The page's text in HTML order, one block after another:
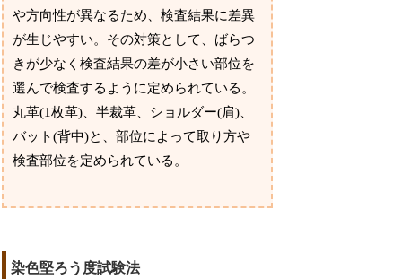
や方向性が異なるため、検査結果に差異
が生じやすい。その対策として、ばらつ
きが少なく検査結果の差が小さい部位を
選んで検査するように定められている。
丸革(1枚革)、半裁革、ショルダー(肩)、
バット(背中)と、部位によって取り方や
検査部位を定められている。
染色堅ろう度試験法